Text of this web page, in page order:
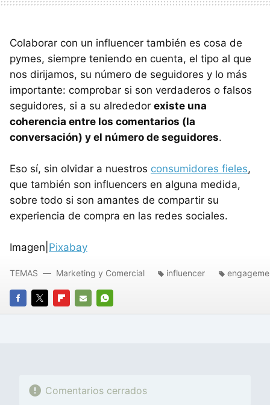
Colaborar con un influencer también es cosa de
pymes, siempre teniendo en cuenta, el tipo al que
nos dirijamos, su número de seguidores y lo más
importante: comprobar si son verdaderos o falsos
seguidores, si a su alrededor existe una
coherencia entre los comentarios (la
conversación) y el número de seguidores.
Eso sí, sin olvidar a nuestros consumidores fieles,
que también son influencers en alguna medida,
sobre todo si son amantes de compartir su
experiencia de compra en las redes sociales.
Imagen| Pixabay
FACEBOOK
TWITTERFLIPBOARD
E-
WHATSAPP
TEMAS Marketing y Comercial influencer
Comentarios cerrados